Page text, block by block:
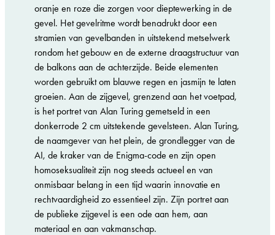
oranje en roze die zorgen voor dieptewerking in de
gevel. Het gevelritme wordt benadrukt door een
stramien van gevelbanden in uitstekend metselwerk
rondom het gebouw en de externe draagstructuur van
de balkons aan de achterzijde. Beide elementen
worden gebruikt om blauwe regen en jasmijn te laten
groeien. Aan de zijgevel, grenzend aan het voetpad,
is het portret van Alan Turing gemetseld in een
donkerrode 2 cm uitstekende gevelsteen. Alan Turing,
de naamgever van het plein, de grondlegger van de
AI, de kraker van de Enigma-code en zijn open
homoseksualiteit zijn nog steeds actueel en van
onmisbaar belang in een tijd waarin innovatie en
rechtvaardigheid zo essentieel zijn. Zijn portret aan
de publieke zijgevel is een ode aan hem, aan
materiaal en aan vakmanschap.